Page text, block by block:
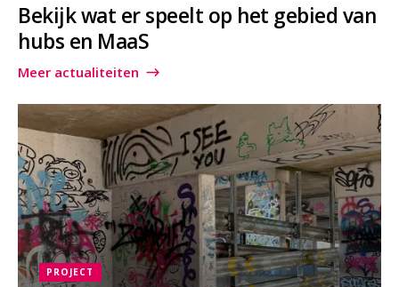
Bekijk wat er speelt op het gebied van
hubs en MaaS
Meer actualiteiten
PROJECT